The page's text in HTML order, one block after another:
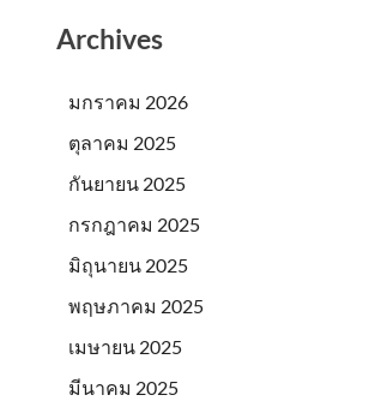
Archives
มกราคม 2026
ตุลาคม 2025
กันยายน 2025
กรกฎาคม 2025
มิถุนายน 2025
พฤษภาคม 2025
เมษายน 2025
มีนาคม 2025